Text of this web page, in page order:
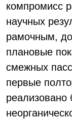
компромисс
научных
рамочным,
плановые
смежных
первые
реализовано